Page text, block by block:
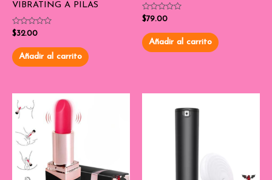
VIBRATING A PILAS
Valorado
de
5
$32.00
Añadir al carrito
Valorado
de
5
$79.00
Añadir al carrito